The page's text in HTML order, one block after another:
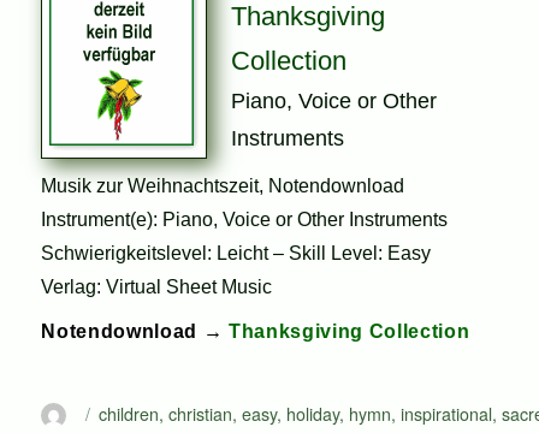
Thanksgiving
Collection
Piano, Voice or Other
Instruments
Musik zur Weihnachtszeit, Notendownload
Instrument(e): Piano, Voice or Other Instruments
Schwierigkeitslevel: Leicht – Skill Level: Easy
Verlag: Virtual Sheet Music
Notendownload →Thanksgiving Collection
Autor
Schlagwörter
children,christian,easy, holiday, hymn,inspirational,